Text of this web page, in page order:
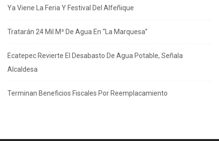
Ya Viene La Feria Y Festival Del Alfeñique
Tratarán 24 Mil M³ De Agua En “La Marquesa”
Ecatepec Revierte El Desabasto De Agua Potable, Señala
Alcaldesa
Terminan Beneficios Fiscales Por Reemplacamiento